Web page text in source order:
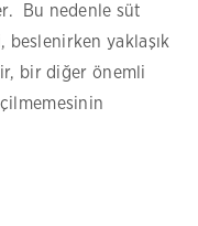
Bu nedenle süt
beslenirken yaklaşık
bir diğer önemli